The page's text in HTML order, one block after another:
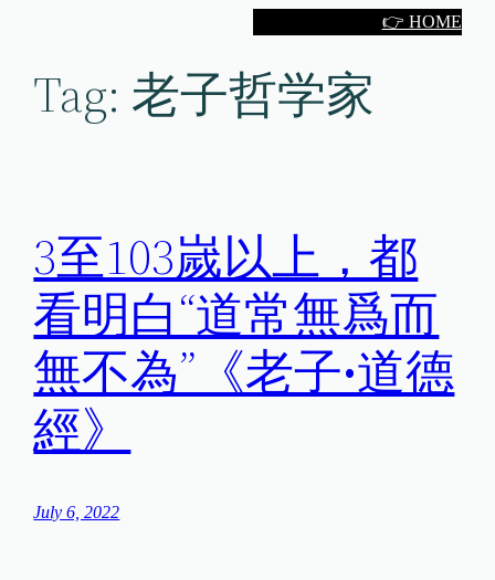
👉 HOME
Tag: 老子哲学家
3至103嵗以上，都
看明白“道常無爲而
無不為”《老子•道德
經》
July 6, 2022